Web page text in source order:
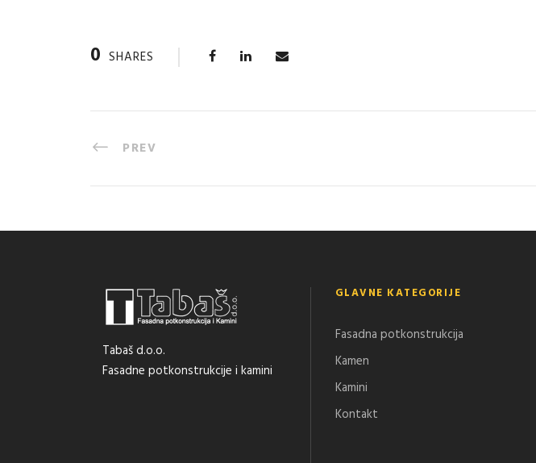
0 SHARES
PREV
Tabaš d.o.o.
Fasadne potkonstrukcije i kamini
GLAVNE KATEGORIJE
Fasadna potkonstrukcija
Kamen
Kamini
Kontakt